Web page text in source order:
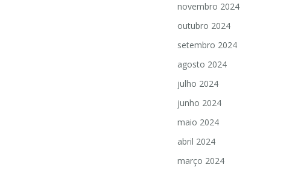
novembro 2024
outubro 2024
setembro 2024
agosto 2024
julho 2024
junho 2024
maio 2024
abril 2024
março 2024